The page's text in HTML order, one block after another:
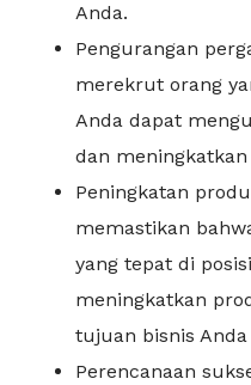
Anda.
Pengurangan
merekrut orang
Anda dapat
dan
Peningkatan
memastikan
yang tepat di
meningkatkan
tujuan bisnis
Perencanaan